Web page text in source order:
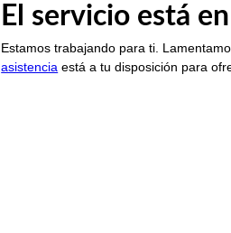
El servicio está
Estamos trabajando para ti.
asistencia está a tu disposición para